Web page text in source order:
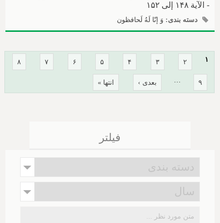
- الآیة ۱۴۸ إلی ۱۵۲
دسته بندی: وَ إنّا لَهُ لَحافظون
صفحه‌ها
۱ ۲ ۳ ۴ ۵ ۶ ۷ ۸
۹ … بعدی › انتها »
فیلتر